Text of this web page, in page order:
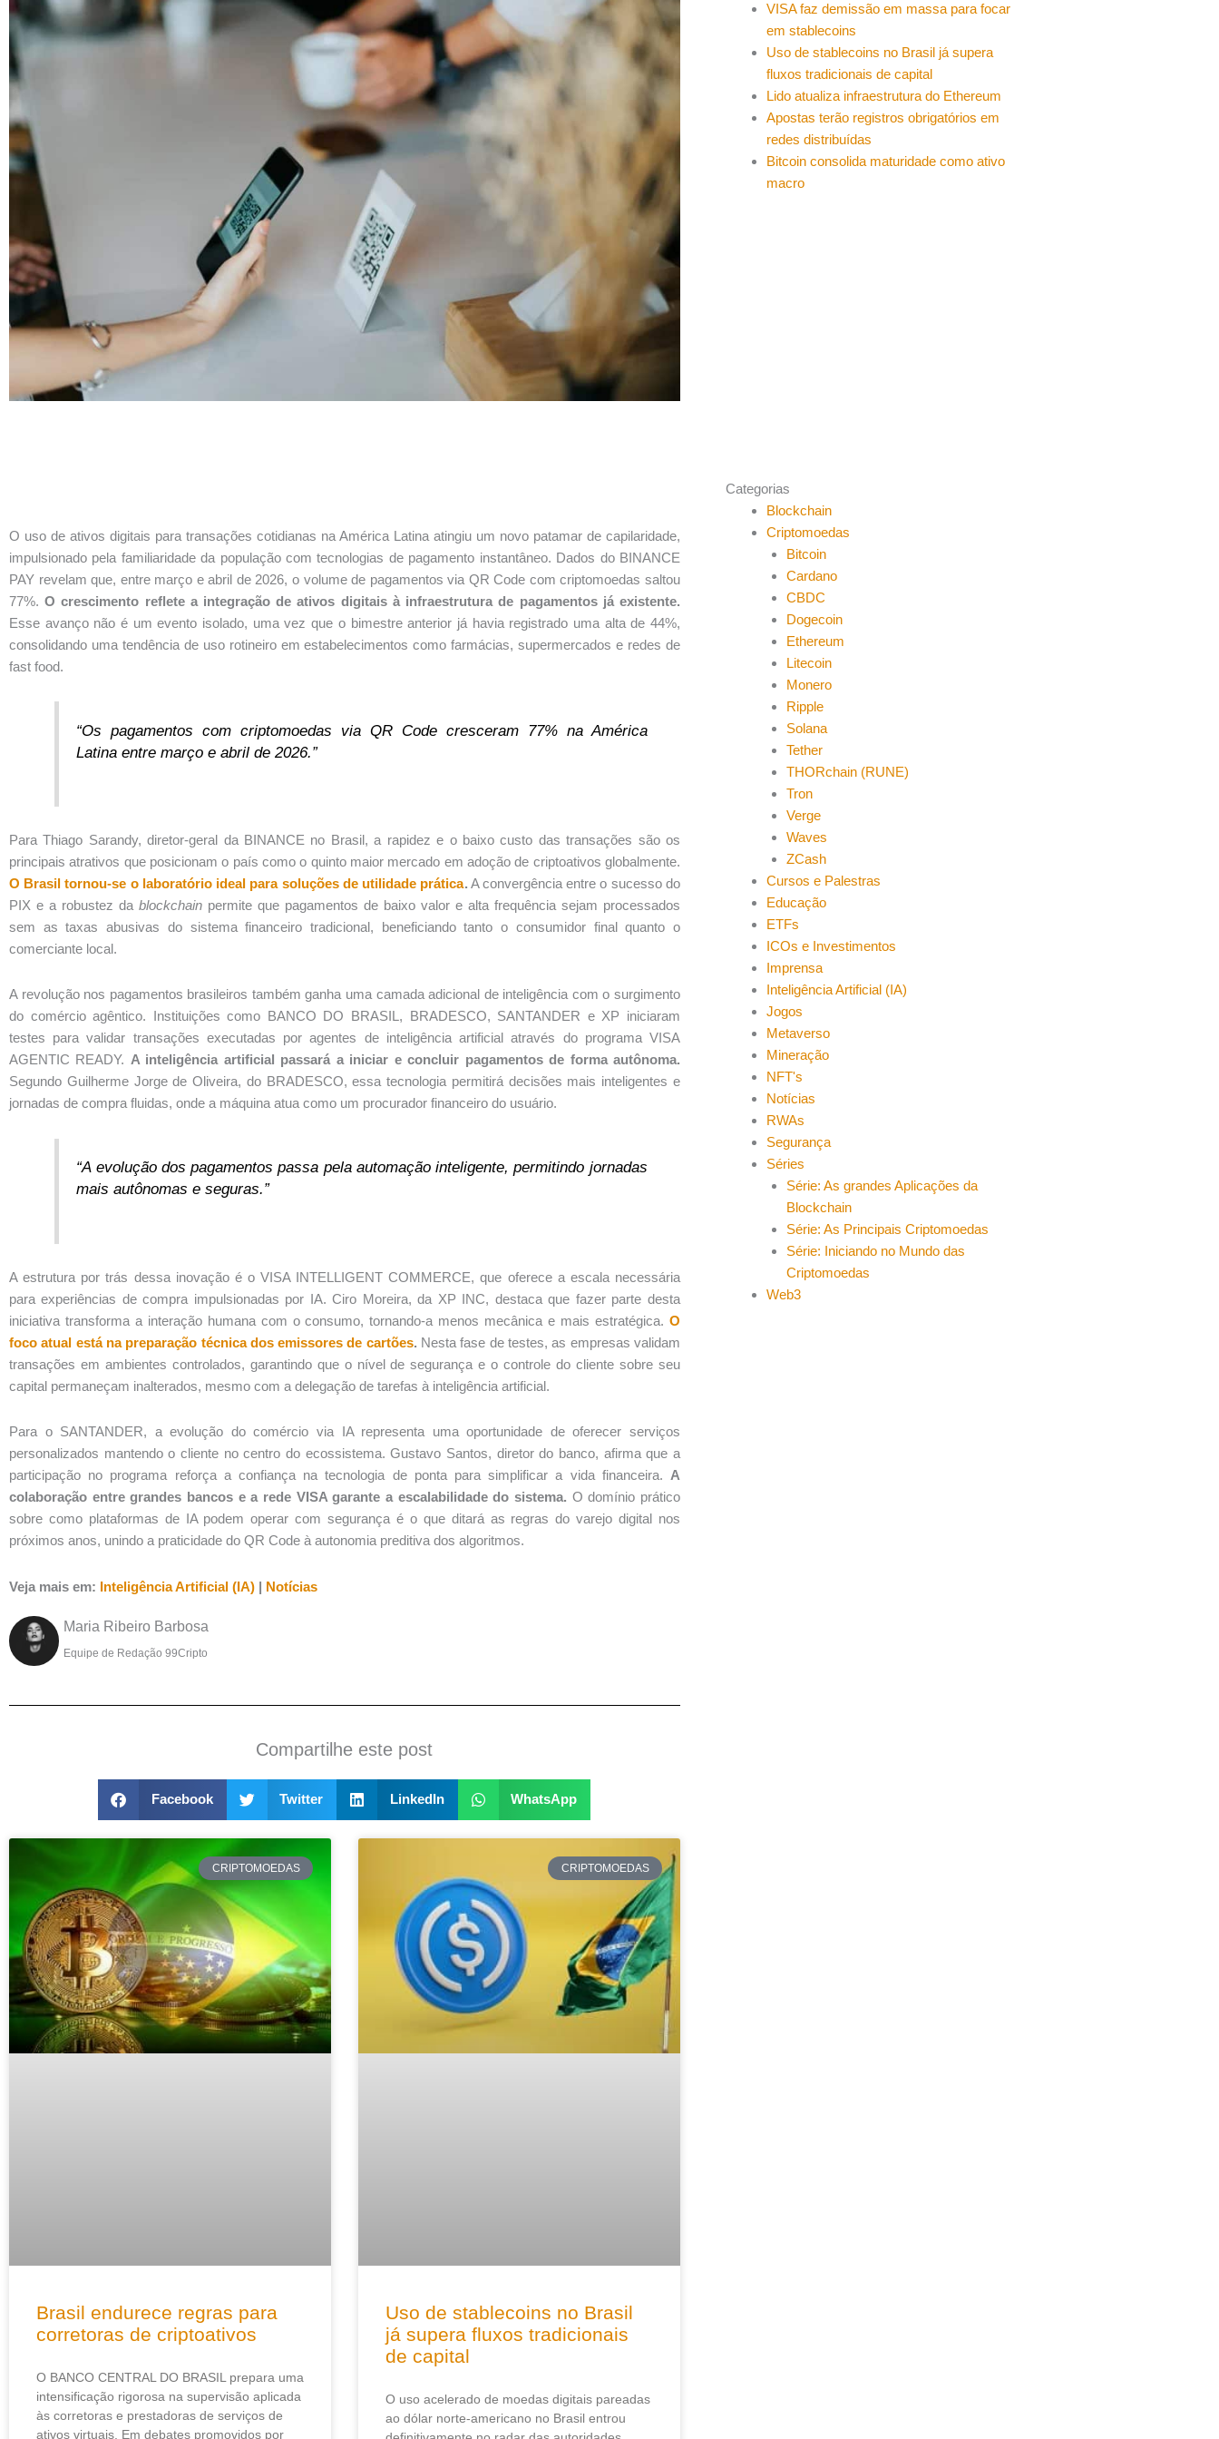
O uso de ativos digitais para transações cotidianas na América Latina atingiu um novo patamar de capilaridade,
impulsionado pela familiaridade da população com tecnologias de pagamento instantâneo. Dados do BINANCE
PAY revelam que, entre março e abril de 2026, o volume de pagamentos via QR Code com criptomoedas saltou
77%.O crescimento reflete a integração de ativos digitais à infraestrutura de pagamentos já existente.
Esse avanço não é um evento isolado, uma vez que o bimestre anterior já havia registrado uma alta de 44%,
consolidando uma tendência de uso rotineiro em estabelecimentos como farmácias, supermercados e redes de
fast food.
“Os pagamentos com criptomoedas via QR Code cresceram 77% na América
Latina entre março e abril de 2026.”
Para Thiago Sarandy, diretor-geral da BINANCE no Brasil, a rapidez e o baixo custo das transações são os
principais atrativos que posicionam o país como o quinto maior mercado em adoção de criptoativos globalmente.
O Brasil tornou-se o laboratório ideal para soluções de utilidade prática. A convergência entre o sucesso do
PIX e a robustez da blockchain permite que pagamentos de baixo valor e alta frequência sejam processados
sem as taxas abusivas do sistema financeiro tradicional, beneficiando tanto o consumidor final quanto o
comerciante local.
A revolução nos pagamentos brasileiros também ganha uma camada adicional de inteligência com o surgimento
do comércio agêntico. Instituições como BANCO DO BRASIL, BRADESCO, SANTANDER e XP iniciaram
testes para validar transações executadas por agentes de inteligência artificial através do programa VISA
AGENTIC READY. A inteligência artificial passará a iniciar e concluir pagamentos de forma autônoma.
Segundo Guilherme Jorge de Oliveira, do BRADESCO, essa tecnologia permitirá decisões mais inteligentes e
jornadas de compra fluidas, onde a máquina atua como um procurador financeiro do usuário.
“A evolução dos pagamentos passa pela automação inteligente, permitindo jornadas
mais autônomas e seguras.”
A estrutura por trás dessa inovação é o VISA INTELLIGENT COMMERCE, que oferece a escala necessária
para experiências de compra impulsionadas por IA. Ciro Moreira, da XP INC, destaca que fazer parte desta
iniciativa transforma a interação humana com o consumo, tornando-a menos mecânica e mais estratégica. O
foco atual está na preparação técnica dos emissores de cartões. Nesta fase de testes, as empresas validam
transações em ambientes controlados, garantindo que o nível de segurança e o controle do cliente sobre seu
capital permaneçam inalterados, mesmo com a delegação de tarefas à inteligência artificial.
Para o SANTANDER, a evolução do comércio via IA representa uma oportunidade de oferecer serviços
personalizados mantendo o cliente no centro do ecossistema. Gustavo Santos, diretor do banco, afirma que a
participação no programa reforça a confiança na tecnologia de ponta para simplificar a vida financeira. A
colaboração entre grandes bancos e a rede VISA garante a escalabilidade do sistema. O domínio prático
sobre como plataformas de IA podem operar com segurança é o que ditará as regras do varejo digital nos
próximos anos, unindo a praticidade do QR Code à autonomia preditiva dos algoritmos.
Veja mais em: Inteligência Artificial (IA) | Notícias
Maria Ribeiro Barbosa
Equipe de Redação 99Cripto
Compartilhe este post
Facebook Twitter LinkedIn WhatsApp
CRIPTOMOEDAS
Brasil endurece regras para
corretoras de criptoativos
O BANCO CENTRAL DO BRASIL prepara uma
intensificação rigorosa na supervisão aplicada
às corretoras e prestadoras de serviços de
ativos virtuais. Em debates promovidos por
CRIPTOMOEDAS
Uso de stablecoins no Brasil
já supera fluxos tradicionais
de capital
O uso acelerado de moedas digitais pareadas
ao dólar norte-americano no Brasil entrou
VISA faz demissão em massa para focar
em stablecoins
Uso de stablecoins no Brasil já supera
fluxos tradicionais de capital
Lido atualiza infraestrutura do Ethereum
Apostas terão registros obrigatórios em
redes distribuídas
Bitcoin consolida maturidade como ativo
macro
Categorias
Blockchain
Criptomoedas
Bitcoin
Cardano
CBDC
Dogecoin
Ethereum
Litecoin
Monero
Ripple
Solana
Tether
THORchain (RUNE)
Tron
Verge
Waves
ZCash
Cursos e Palestras
Educação
ETFs
ICOs e Investimentos
Imprensa
Inteligência Artificial (IA)
Jogos
Metaverso
Mineração
NFT's
Notícias
RWAs
Segurança
Séries
Série: As grandes Aplicações da
Blockchain
Série: As Principais Criptomoedas
Série: Iniciando no Mundo das
Criptomoedas
Web3